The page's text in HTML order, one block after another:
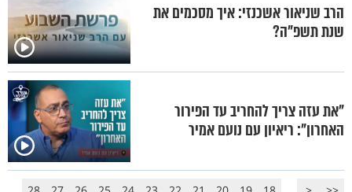
הרב שניאור אשכנזי: איך מסכמים את
שנת תשפ"ה?
"את עזה צריך להחריב עד הפירור
האחרון": ריאיון עם נועם אמיר